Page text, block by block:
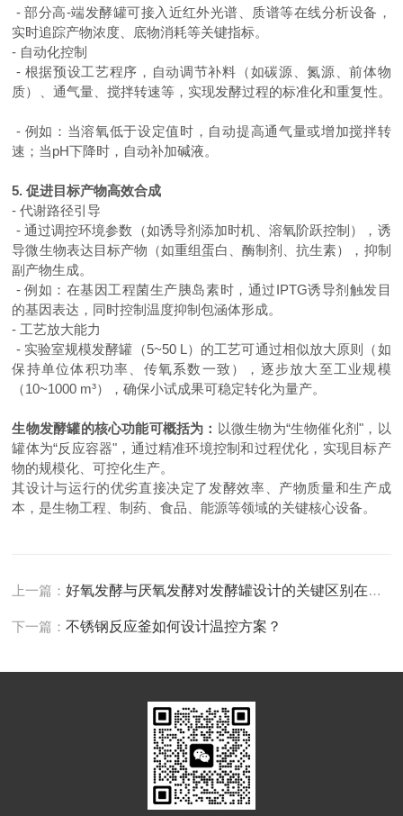
- 部分高-端发酵罐可接入近红外光谱、质谱等在线分析设备，
实时追踪产物浓度、底物消耗等关键指标。
- 自动化控制
- 根据预设工艺程序，自动调节补料（如碳源、氮源、前体物
质）、通气量、搅拌转速等，实现发酵过程的标准化和重复性。
- 例如：当溶氧低于设定值时，自动提高通气量或增加搅拌转
速；当pH下降时，自动补加碱液。
5. 促进目标产物高效合成
- 代谢路径引导
- 通过调控环境参数（如诱导剂添加时机、溶氧阶跃控制），诱
导微生物表达目标产物（如重组蛋白、酶制剂、抗生素），抑制
副产物生成。
- 例如：在基因工程菌生产胰岛素时，通过IPTG诱导剂触发目
的基因表达，同时控制温度抑制包涵体形成。
- 工艺放大能力
- 实验室规模发酵罐（5~50 L）的工艺可通过相似放大原则（如
保持单位体积功率、传氧系数一致），逐步放大至工业规模
（10~1000 m³），确保小试成果可稳定转化为量产。
生物发酵罐的核心功能可概括为： 以微生物为“生物催化剂"，以
罐体为“反应容器"，通过精准环境控制和过程优化，实现目标产
物的规模化、可控化生产。
其设计与运行的优劣直接决定了发酵效率、产物质量和生产成
本，是生物工程、制药、食品、能源等领域的关键核心设备。
上一篇：好氧发酵与厌氧发酵对发酵罐设计的关键区别在哪里？
下一篇：不锈钢反应釜如何设计温控方案？